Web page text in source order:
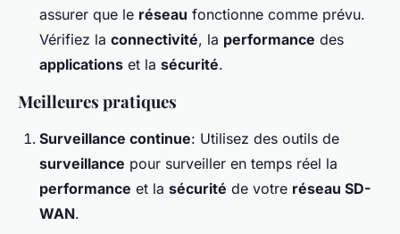
assurer que le réseau fonctionne comme prévu.
Vérifiez la connectivité, la performance des
applications et la sécurité.
Meilleures pratiques
Surveillance continue: Utilisez des outils de
surveillance pour surveiller en temps réel la
performance et la sécurité de votre réseau SD-
WAN.